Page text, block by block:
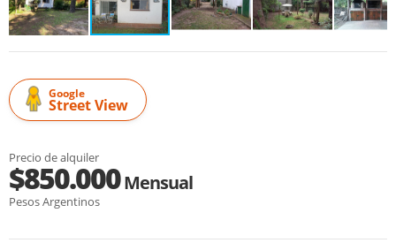
Google
Street View
Precio de alquiler
$850.000Mensual
Pesos Argentinos